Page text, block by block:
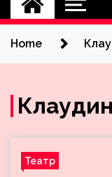
Home
Театр